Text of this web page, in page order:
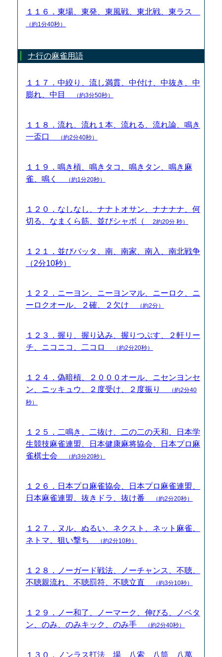
１１６．東場、東発、東風戦、東北戦、東ラス
（約1分40秒）
ナ行の麻雀用語
１１７．中絞り、流し満貫、中付け、中抜き、中
膨れ、中目
（約3分50秒）
１１８．流れ、流れ１本、流れる、流れ論、鳴き
一盃口
（約2分40秒）
１１９．鳴き槓、鳴きタコ、鳴きタン、鳴き麻
雀、鳴く
（約1分20秒）
１２０．なしなし、ナナトオサン、ナナナナ、何
切る、なまくら筋、並びシャボ（
2約20分 秒）
１２１．並びバッタ、南、南家、南入、南北戦争
（2分10秒）
１２２．ニーヨン、ニーヨンマル、ニーロク、ニ
ーロクオール、２確、２欠け
（約2分）
１２３．握り、握り込み、握りつぶす、２軒リー
チ、ニコニコ、二コロ
（約2分20秒）
１２４．偽暗槓、２０００オール、ニセンヨンセ
ン、ニッキュウ、２度受け、２度振り
（約2分40
秒）
１２５．二鳴き、二抜け、二の二の天和、日本学
生競技麻雀連盟、日本健康麻将協会、日本プロ麻
雀棋士会
（約3分20秒）
１２６．日本プロ麻雀協会、日本プロ麻雀連盟、
日本麻雀連盟、抜きドラ、抜け番
（約2分20秒）
１２７．ヌル、ぬるい、ネクスト、ネット麻雀、
ネトマ、狙い撃ち
（約2分10秒）
１２８．ノーガード戦法、ノーチャンス、不聴、
不聴親流れ、不聴罰符、不聴立直
（約3分10秒）
１２９．ノー和了、ノーマーク、伸びる、ノベタ
ン、のみ、のみキック、のみ手
（約2分40秒）
１３０．ノンラス打法、場、八索、八筒、八萬、